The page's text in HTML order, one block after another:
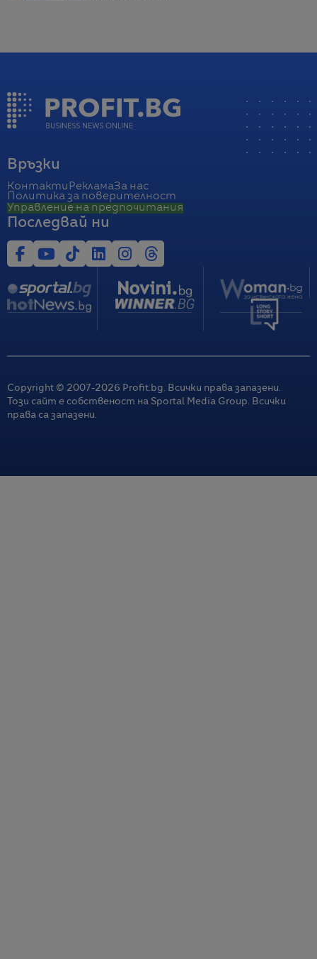
Връзки
Контакти РекламаЗа нас
Политика за поверителност
Управление на предпочитания
Последвай ни
Copyright © 2007-2026 Profit.bg. Всички права запазени.
Този сайт е собственост на Sportal Media Group. Всички
права са запазени.